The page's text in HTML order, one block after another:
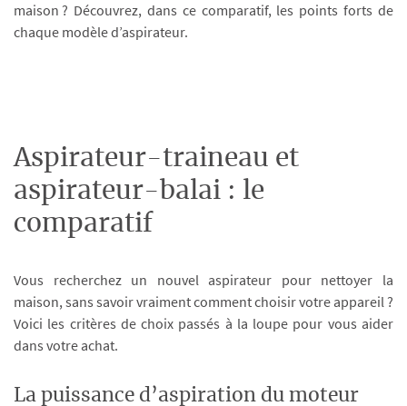
maison ? Découvrez, dans ce comparatif, les points forts de
chaque modèle d’aspirateur.
Aspirateur-traineau et
aspirateur-balai : le
comparatif
Vous recherchez un nouvel aspirateur pour nettoyer la
maison, sans savoir vraiment comment choisir votre appareil ?
Voici les critères de choix passés à la loupe pour vous aider
dans votre achat.
La puissance d’aspiration du moteur